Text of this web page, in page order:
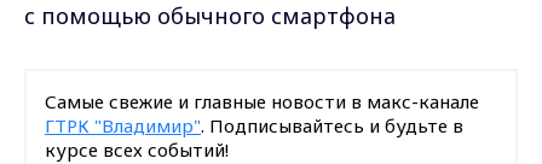
с помощью обычного смартфона
Самые свежие и главные новости в макс-канале
ГТРК "Владимир". Подписывайтесь и будьте в
курсе всех событий!